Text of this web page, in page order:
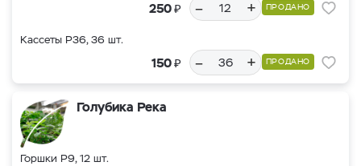
250₽ – + ПРОДАНО
Кассеты Р36, 36 шт.
150₽ – + ПРОДАНО
Голубика Река
Горшки Р9, 12 шт.